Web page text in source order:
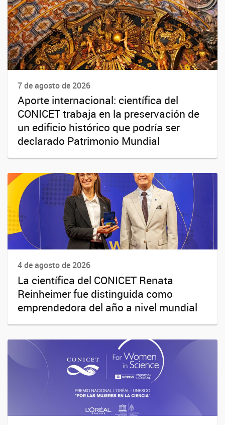
7 de agosto de 2026
Aporte internacional: científica del
CONICET trabaja en la preservación de
un edificio histórico que podría ser
declarado Patrimonio Mundial
4 de agosto de 2026
La científica del CONICET Renata
Reinheimer fue distinguida como
emprendedora del año a nivel mundial